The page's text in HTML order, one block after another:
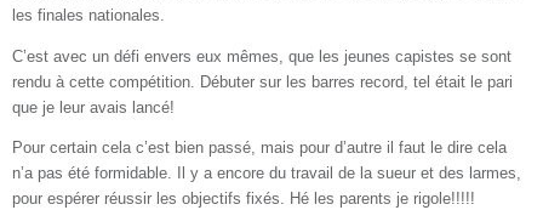
les finales nationales.
C’est avec un défi envers eux mêmes, que les jeunes capistes se sont
rendu à cette compétition. Débuter sur les barres record, tel était le pari
que je leur avais lancé!
Pour certain cela c’est bien passé, mais pour d’autre il faut le dire cela
n’a pas été formidable. Il y a encore du travail de la sueur et des larmes,
pour espérer réussir les objectifs fixés. Hé les parents je rigole!!!!!